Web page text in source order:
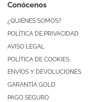
Conócenos
¿QUIÉNES SOMOS?
POLÍTICA DE PRIVACIDAD
AVISO LEGAL
POLÍTICA DE COOKIES
ENVÍOS Y DEVOLUCIONES
GARANTÍA GOLD
PAGO SEGURO